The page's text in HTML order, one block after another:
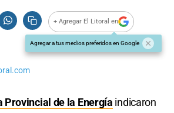
+ Agregar El Litoral en
Agregar a tus medios preferidos en Google
Provincial de la Energía indicaron